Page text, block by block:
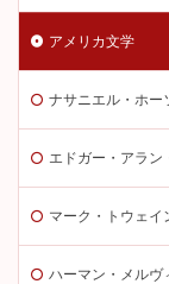
アメリカ文学
ナサニエル・ホー
エドガー・アラン
マーク・トウェイ
ハーマン・メルヴ